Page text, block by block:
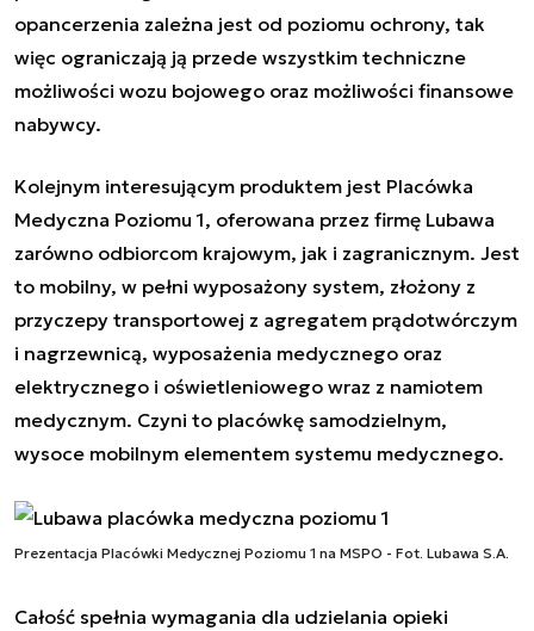
opancerzenia zależna jest od poziomu ochrony, tak
więc ograniczają ją przede wszystkim techniczne
możliwości wozu bojowego oraz możliwości finansowe
nabywcy.
Kolejnym interesującym produktem jest Placówka
Medyczna Poziomu 1, oferowana przez firmę Lubawa
zarówno odbiorcom krajowym, jak i zagranicznym. Jest
to mobilny, w pełni wyposażony system, złożony z
przyczepy transportowej z agregatem prądotwórczym
i nagrzewnicą, wyposażenia medycznego oraz
elektrycznego i oświetleniowego wraz z namiotem
medycznym. Czyni to placówkę samodzielnym,
wysoce mobilnym elementem systemu medycznego.
Prezentacja Placówki Medycznej Poziomu 1 na MSPO - Fot. Lubawa S.A.
Całość spełnia wymagania dla udzielania opieki